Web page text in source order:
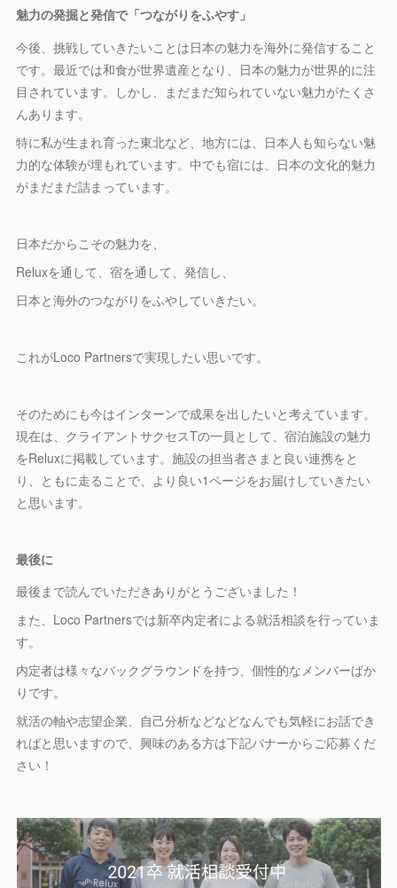
魅力の発掘と発信で「つながりをふやす」
今後、挑戦していきたいことは日本の魅力を海外に発信すること
です。最近では和食が世界遺産となり、日本の魅力が世界的に注
目されています。しかし、まだまだ知られていない魅力がたくさ
んあります。
特に私が生まれ育った東北など、地方には、日本人も知らない魅
力的な体験が埋もれています。中でも宿には、日本の文化的魅力
がまだまだ詰まっています。
日本だからこその魅力を、
Reluxを通して、宿を通して、発信し、
日本と海外のつながりをふやしていきたい。
これがLoco Partnersで実現したい思いです。
そのためにも今はインターンで成果を出したいと考えています。
現在は、クライアントサクセスTの一員として、宿泊施設の魅力
をReluxに掲載しています。施設の担当者さまと良い連携をと
り、ともに走ることで、より良い1ページをお届けしていきたい
と思います。
最後に
最後まで読んでいただきありがとうございました！
また、Loco Partnersでは新卒内定者による就活相談を行っていま
す。
内定者は様々なバックグラウンドを持つ、個性的なメンバーばか
りです。
就活の軸や志望企業、自己分析などなどなんでも気軽にお話でき
ればと思いますので、興味のある方は下記バナーからご応募くだ
さい！